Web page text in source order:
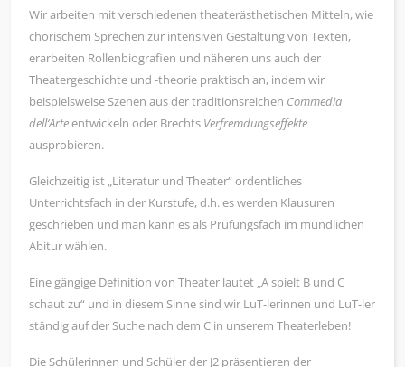
Wir arbeiten mit verschiedenen theaterästhetischen Mitteln, wie
chorischem Sprechen zur intensiven Gestaltung von Texten,
erarbeiten Rollenbiografien und näheren uns auch der
Theatergeschichte und -theorie praktisch an, indem wir
beispielsweise Szenen aus der traditionsreichen Commedia
dell‘Arteentwickeln oder Brechts Verfremdungseffekte
ausprobieren.
Gleichzeitig ist „Literatur und Theater“ ordentliches
Unterrichtsfach in der Kurstufe, d.h. es werden Klausuren
geschrieben und man kann es als Prüfungsfach im mündlichen
Abitur wählen.
Eine gängige Definition von Theater lautet „A spielt B und C
schaut zu“ und in diesem Sinne sind wir LuT-lerinnen und LuT-ler
ständig auf der Suche nach dem C in unserem Theaterleben!
Die Schülerinnen und Schüler der J2 präsentieren der